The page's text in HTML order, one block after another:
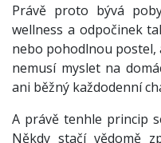
Právě proto bývá
wellness a odpočinek
nebo pohodlnou postel,
nemusí myslet na
ani běžný každodenní
A právě tenhle princip
Někdy stačí vědomě